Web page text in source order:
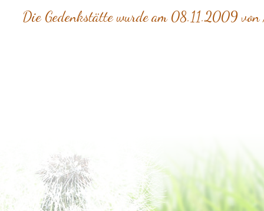
Die Gedenkstätte wurde am 08.11.2009